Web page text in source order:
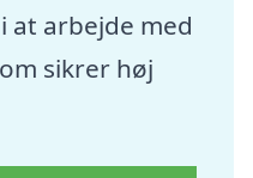
at arbejde med
sikrer høj